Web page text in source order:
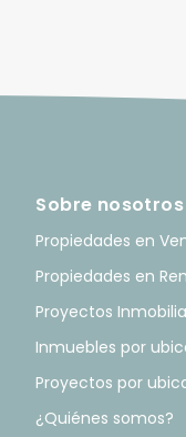
Sobre nosotros
Propiedades en
Propiedades en
Proyectos
Inmuebles por
Proyectos por
¿Quiénes somos?